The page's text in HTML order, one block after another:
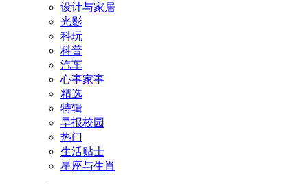
设计与家居
光影
科玩
科普
汽车
心事家事
精选
特辑
早报校园
热门
生活贴士
星座与生肖